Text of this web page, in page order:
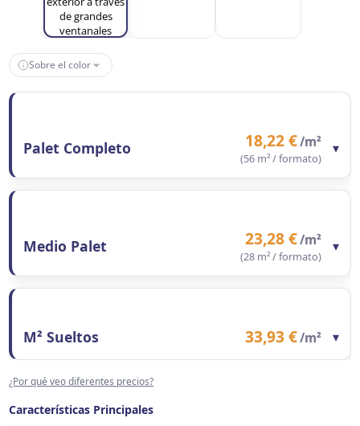
Sobre el color
Palet Completo 18,22 €/m²
(56 m² / formato)
▾
Observaciones
Ahorro 46,3%
Medio Palet 23,28 €/m²
(28 m² / formato)
▾
Observaciones
Ahorro 31,4%
M² Sueltos 33,93 €/m² ▾
Precio/m²
Observaciones
¿Por qué veo diferentes precios?
Características Principales